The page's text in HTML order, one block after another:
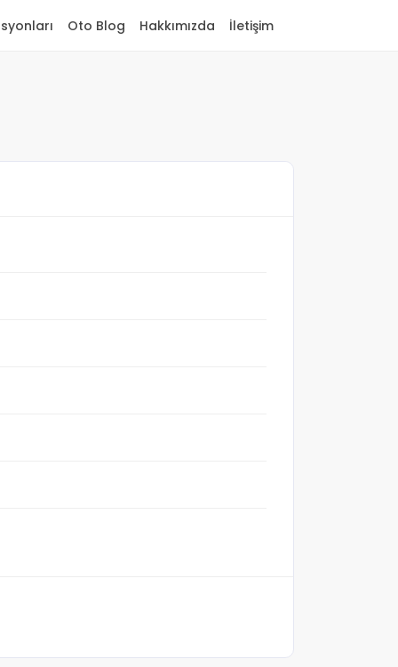
Oto Blog Hakkımızda İletişim